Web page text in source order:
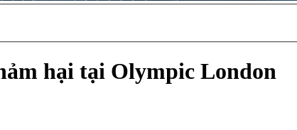
hại tại Olympic London